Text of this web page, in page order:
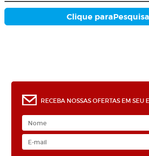
Clique para
RECEBA NOSSAS OFERTAS EM SEU